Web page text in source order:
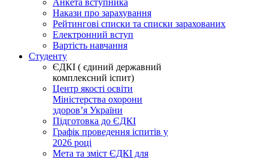
Анкета вступника
Накази про зарахування
Рейтингові списки та списки зарахованих
Електронний вступ
Вартість навчання
Студенту
ЄДКІ ( єдиний державний
комплексний іспит)
Центр якості освіти
Міністерства охорони
здоровʼя України
Підготовка до ЄДКІ
Графік проведення іспитів у
2026 році
Мета та зміст ЄДКІ для